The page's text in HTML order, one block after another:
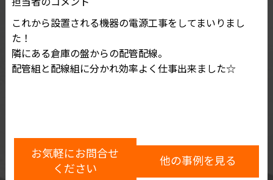
担当者のコメント
これから設置される機器の電源工事をしてまいりまし
た！
隣にある倉庫の盤からの配管配線。
配管組と配線組に分かれ効率よく仕事出来ました☆
お気軽にお問合せ
ください
他の事例を見る